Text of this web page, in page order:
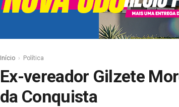
Início Política
Ex-vereador Gilzete
da Conquista